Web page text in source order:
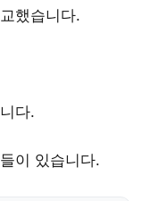
했습니다.
다.
이 있습니다.